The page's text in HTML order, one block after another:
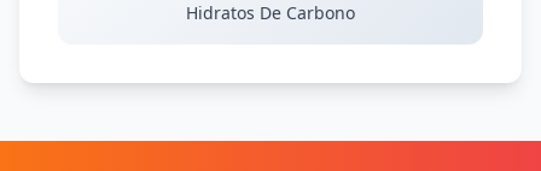
Hidratos De Carbono